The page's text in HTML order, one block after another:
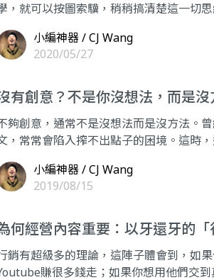
，就可以按圖索驥，稍稍搞清楚這一切
小編神器 / CJ Wang
2020/05/27
有創意？不是你沒想法，而是沒
夠創意，通常不是沒想法而是沒方法。
，常常會陷入搾不出點子的困境。這時
小編神器 / CJ Wang
2019/08/15
何經營內容重要：以牙還牙的「
銷有超級多的理論，這陣子體會到，如
賺很多錢走；如果你想用他們交